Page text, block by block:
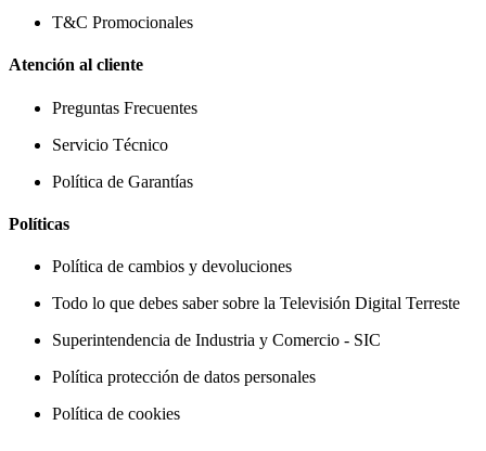
T&C Promocionales
Atención al cliente
Preguntas Frecuentes
Servicio Técnico
Política de Garantías
Políticas
Política de cambios y devoluciones
Todo lo que debes saber sobre la Televisión Digital Terreste
Superintendencia de Industria y Comercio - SIC
Política protección de datos personales
Política de cookies